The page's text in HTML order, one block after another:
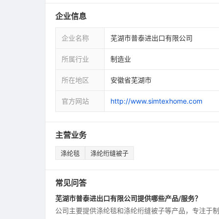
企业信息
企业名称 芜湖市普泰进出口有限公司
所属行业 制造业
所在地区 安徽省芜湖市
官方网站 http://www.simtexhome.com
主营业务
涤纶毯 涤纶绗缝被子
常见问答
芜湖市普泰进出口有限公司提供哪些产品/服务？
公司主要提供涤纶毯和涤纶绗缝被子等产品，专注于